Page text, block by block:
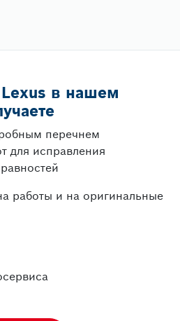
в нашем
перечнем
для исправления
работы и на оригинальные